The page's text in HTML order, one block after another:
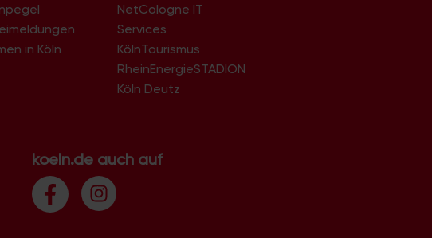
in Köln
NetCologne IT
Services
KölnTourismus
RheinEnergieSTADION
Köln Deutz
koeln.de auch auf